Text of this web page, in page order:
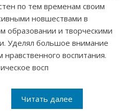
по тем временам своим
новшествами в
образовании и творческими
Уделял большое внимание
нравственного воспитания.
восп
Читать далее